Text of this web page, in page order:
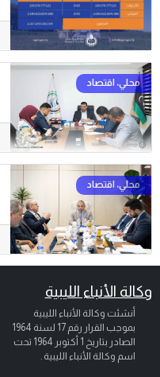
وكالة الأنباء الليبية
أنشئت وكالة الأنباء الليبية
بموجب القرار رقم 17 لسنة 1964
الصادر بتاريخ 1 أكتوبر 1964
تحت
اسم وكالة الأنباء الليبية .